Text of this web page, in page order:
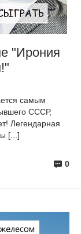
"Ирония
самым
СССР,
Легендарная
[...]
0